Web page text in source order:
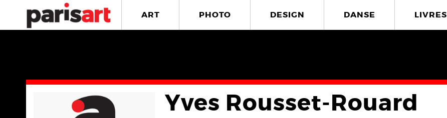
ART PHOTO DESIGN DANSE LIVRES
Yves Rousset-Rouard